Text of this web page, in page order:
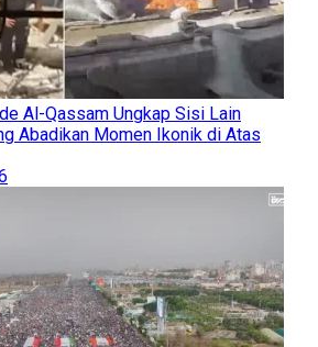
Al-Qassam Ungkap Sisi Lain
Abadikan Momen Ikonik di Atas